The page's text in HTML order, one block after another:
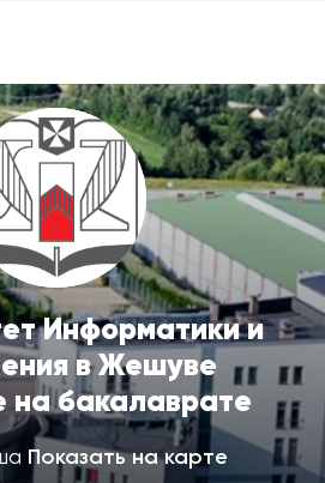
Информатики и
в Жешуве
на бакалаврате
Показать на карте